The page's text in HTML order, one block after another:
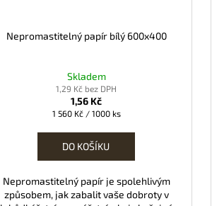
Nepromastitelný papír bílý 600x400
Skladem
1,29 Kč bez DPH
1,56 Kč
Měrná
1 560 Kč / 1000 ks
DO KOŠÍKU
Nepromastitelný papír je spolehlivým
způsobem, jak zabalit vaše dobroty v